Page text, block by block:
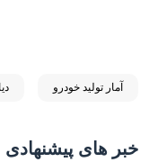
آمار تولید خودرو
خبر های پیشنهادی